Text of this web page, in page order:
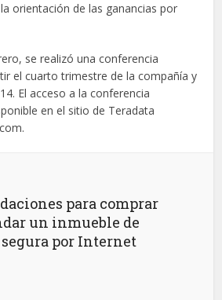
orientación de las ganancias por
se realizó una conferencia
el cuarto trimestre de la compañía y
El acceso a la conferencia
en el sitio de Teradata
para comprar
un inmueble de
por Internet